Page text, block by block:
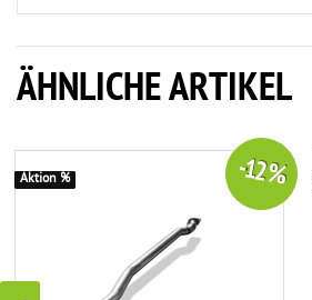
ÄHNLICHE ARTIKEL
-12 %
Aktion %